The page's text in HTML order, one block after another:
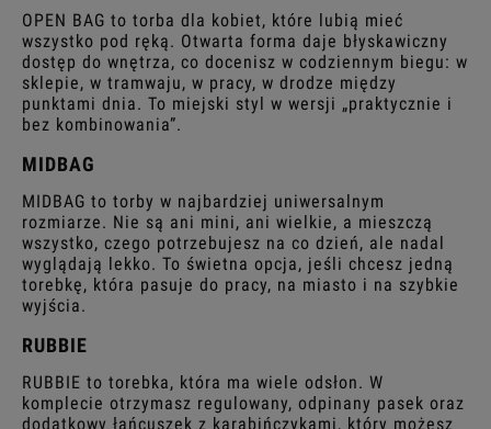
OPEN BAG to torba dla kobiet, które lubią mieć
wszystko pod ręką. Otwarta forma daje błyskawiczny
dostęp do wnętrza, co docenisz w codziennym biegu: w
sklepie, w tramwaju, w pracy, w drodze między
punktami dnia. To miejski styl w wersji „praktycznie i
bez kombinowania”.
MIDBAG
MIDBAG to torby w najbardziej uniwersalnym
rozmiarze. Nie są ani mini, ani wielkie, a mieszczą
wszystko, czego potrzebujesz na co dzień, ale nadal
wyglądają lekko. To świetna opcja, jeśli chcesz jedną
torebkę, która pasuje do pracy, na miasto i na szybkie
wyjścia.
RUBBIE
RUBBIE to torebka, która ma wiele odsłon. W
komplecie otrzymasz regulowany, odpinany pasek oraz
dodatkowy łańcuszek z karabińczykami, który możesz